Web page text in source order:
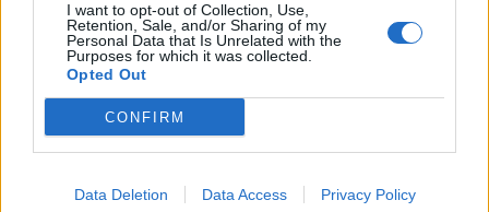
I want to opt-out of Collection, Use,
Retention, Sale, and/or Sharing of my
Personal Data that Is Unrelated with the
Purposes for which it was collected.
Opted Out
CONFIRM
Data Deletion Data Access Privacy Policy
„Jeśli kto przeleje krew ludzką, przez ludzi ma